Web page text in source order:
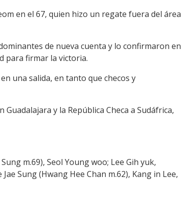
en el 67, quien hizo un regate fuera del área
de nueva cuenta y lo confirmaron en
para firmar la victoria.
una salida, en tanto que checos y
y la República Checa a Sudáfrica,
m.69), Seol Young woo; Lee Gih yuk,
Sung (Hwang Hee Chan m.62), Kang in Lee,